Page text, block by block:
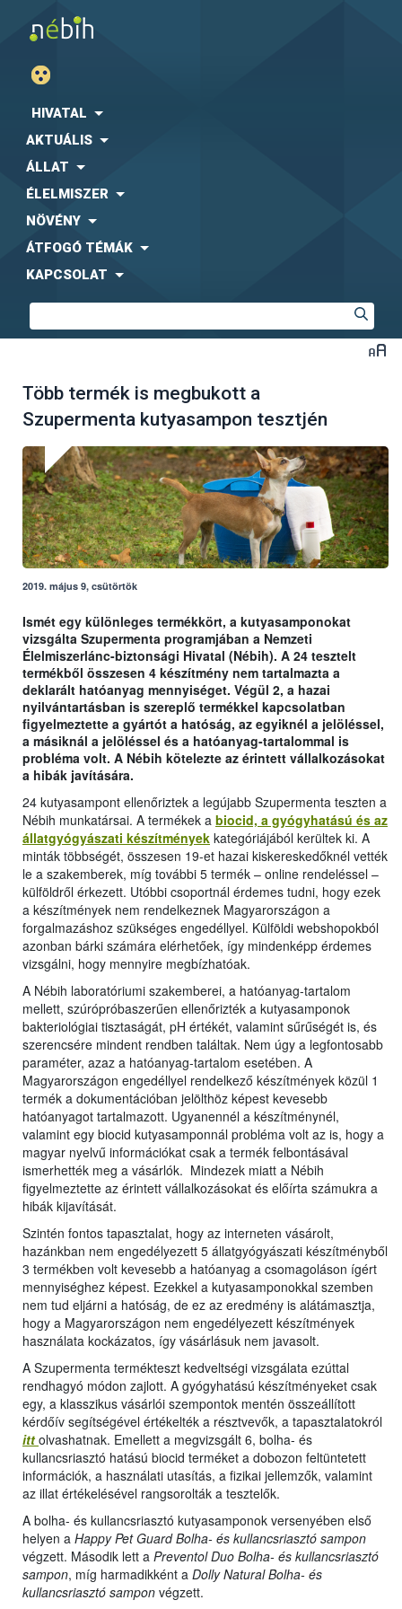
HIVATAL
AKTUÁLIS
ÁLLAT
ÉLELMISZER
NÖVÉNY
ÁTFOGÓ TÉMÁK
KAPCSOLAT
Több termék is megbukott a
Szupermenta kutyasampon tesztjén
2019. május 9, csütörtök
Ismét egy különleges termékkört, a kutyasamponokat
vizsgálta Szupermenta programjában a Nemzeti
Élelmiszerlánc-biztonsági Hivatal (Nébih). A 24 tesztelt
termékből összesen 4 készítmény nem tartalmazta a
deklarált hatóanyag mennyiséget. Végül 2, a hazai
nyilvántartásban is szereplő termékkel kapcsolatban
figyelmeztette a gyártót a hatóság, az egyiknél a jelöléssel,
a másiknál a jelöléssel és a hatóanyag-tartalommal is
probléma volt. A Nébih kötelezte az érintett vállalkozásokat
a hibák javítására.
24 kutyasampont ellenőriztek a legújabb Szupermenta teszten a
Nébih munkatársai. A termékek a biocid, a gyógyhatású és az
állatgyógyászati készítmények kategóriájából kerültek ki. A
minták többségét, összesen 19-et hazai kiskereskedőknél vették
le a szakemberek, míg további 5 termék – online rendeléssel –
külföldről érkezett. Utóbbi csoportnál érdemes tudni, hogy ezek
a készítmények nem rendelkeznek Magyarországon a
forgalmazáshoz szükséges engedéllyel. Külföldi webshopokból
azonban bárki számára elérhetőek, így mindenképp érdemes
vizsgálni, hogy mennyire megbízhatóak.
A Nébih laboratóriumi szakemberei, a hatóanyag-tartalom
mellett, szúrópróbaszerűen ellenőrizték a kutyasamponok
bakteriológiai tisztaságát, pH értékét, valamint sűrűségét is, és
szerencsére mindent rendben találtak. Nem úgy a legfontosabb
paraméter, azaz a hatóanyag-tartalom esetében. A
Magyarországon engedéllyel rendelkező készítmények közül 1
termék a dokumentációban jelölthöz képest kevesebb
hatóanyagot tartalmazott. Ugyanennél a készítménynél,
valamint egy biocid kutyasamponnál probléma volt az is, hogy a
magyar nyelvű információkat csak a termék felbontásával
ismerhették meg a vásárlók. Mindezek miatt a Nébih
figyelmeztette az érintett vállalkozásokat és előírta számukra a
hibák kijavítását.
Szintén fontos tapasztalat, hogy az interneten vásárolt,
hazánkban nem engedélyezett 5 állatgyógyászati készítményből
3 termékben volt kevesebb a hatóanyag a csomagoláson ígért
mennyiséghez képest. Ezekkel a kutyasamponokkal szemben
nem tud eljárni a hatóság, de ez az eredmény is alátámasztja,
hogy a Magyarországon nem engedélyezett készítmények
használata kockázatos, így vásárlásuk nem javasolt.
A Szupermenta termékteszt kedveltségi vizsgálata ezúttal
rendhagyó módon zajlott. A gyógyhatású készítményeket csak
egy, a klasszikus vásárlói szempontok mentén összeállított
kérdőív segítségével értékelték a résztvevők, a tapasztalatokról
itt olvashatnak. Emellett a megvizsgált 6, bolha- és
kullancsriasztó hatású biocid terméket a dobozon feltüntetett
információk, a használati utasítás, a fizikai jellemzők, valamint
az illat értékelésével rangsorolták a tesztelők.
A bolha- és kullancsriasztó kutyasamponok versenyében első
helyen a Happy Pet Guard Bolha- és kullancsriasztó sampon
végzett. Második lett a Preventol Duo Bolha- és kullancsriasztó
sampon, míg harmadikként a Dolly Natural Bolha- és
kullancsriasztó sampon végzett.